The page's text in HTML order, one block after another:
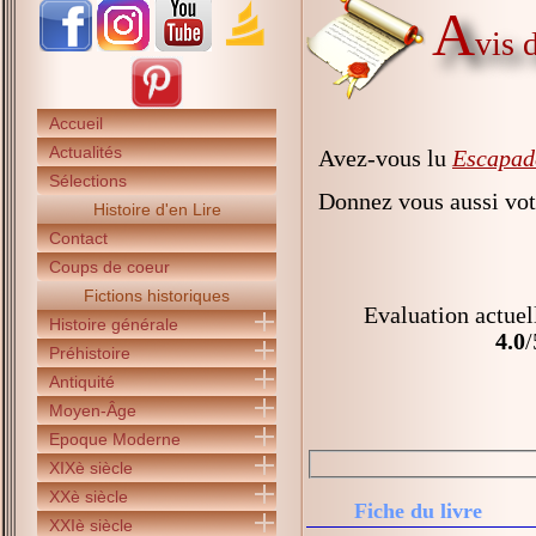
Accueil
Actualités
Sélections
Histoire d'en Lire
Contact
Coups de coeur
Fictions historiques
Histoire générale
Préhistoire
Antiquité
Moyen-Âge
Epoque Moderne
XIXè siècle
XXè siècle
XXIè siècle
Avis
Avez-vous lu
Donnez vous aussi
Evaluation
4.0/
Fiche du livre